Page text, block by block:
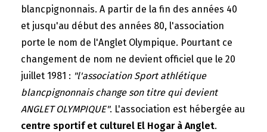
blancpignonnais. A partir de la fin des années 40
et jusqu'au début des années 80, l'association
porte le nom de l'Anglet Olympique. Pourtant ce
changement de nom ne devient officiel que le 20
juillet 1981 : "l'association Sport athlétique
blancpignonnais change son titre qui devient
ANGLET OLYMPIQUE". L'association est hébergée au
centre sportif et culturel El Hogar à Anglet.